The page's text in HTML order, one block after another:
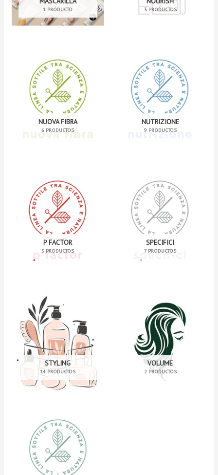
1 PRODUCTO 3 PRODUCTOS
NUOVA FIBRA
6 PRODUCTOS
NUTRIZIONE
9 PRODUCTOS
P FACTOR
5 PRODUCTOS
SPECIFICI
7 PRODUCTOS
STYLING
14 PRODUCTOS
VOLUME
2 PRODUCTOS